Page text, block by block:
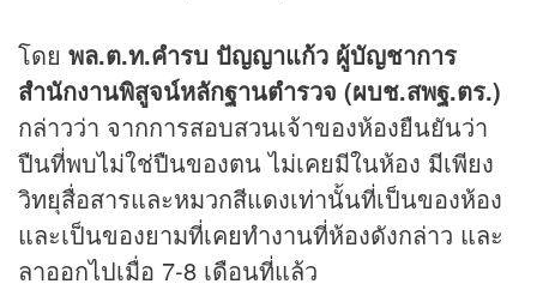
โดย พล.ต.ท.คำรบ ปัญญาแก้ว ผู้บัญชาการ
สำนักงานพิสูจน์หลักฐานตำรวจ (ผบช.สพฐ.ตร.)
กล่าวว่า จากการสอบสวนเจ้าของห้องยืนยันว่า
ปืนที่พบไม่ใช่ปืนของตน ไม่เคยมีในห้อง มีเพียง
วิทยุสื่อสารและหมวกสีแดงเท่านั้นที่เป็นของห้อง
และเป็นของยามที่เคยทำงานที่ห้องดังกล่าว และ
ลาออกไปเมื่อ 7-8 เดือนที่แล้ว